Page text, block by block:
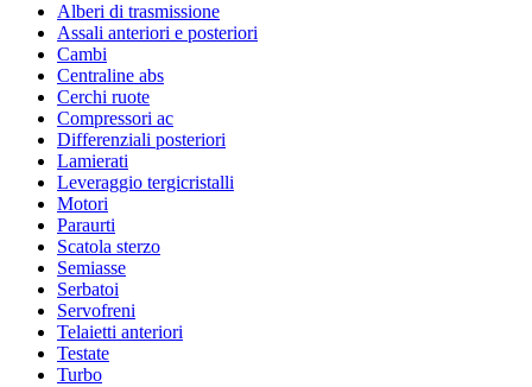
Alberi di trasmissione
Assali anteriori e posteriori
Cambi
Centraline abs
Cerchi ruote
Compressori ac
Differenziali posteriori
Lamierati
Leveraggio tergicristalli
Motori
Paraurti
Scatola sterzo
Semiasse
Serbatoi
Servofreni
Telaietti anteriori
Testate
Turbo